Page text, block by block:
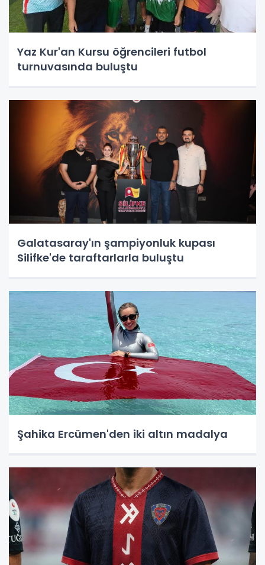
Yaz Kur'an Kursu öğrencileri futbol
turnuvasında buluştu
Galatasaray'ın şampiyonluk kupası
Silifke'de taraftarlarla buluştu
Şahika Ercümen'den iki altın madalya